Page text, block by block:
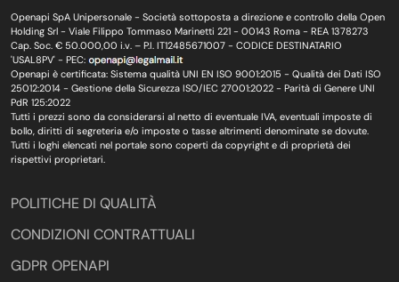
Openapi SpA Unipersonale - Società sottoposta a direzione e controllo della Open
Holding Srl - Viale Filippo Tommaso Marinetti 221 - 00143 Roma - REA 1378273
Cap. Soc. € 50.000,00 i.v. – P.I. IT12485671007 - CODICE DESTINATARIO
'USAL8PV' - PEC:
Openapi è certificata: Sistema qualità UNI EN ISO 9001:2015 - Qualità dei Dati ISO
25012:2014 - Gestione della Sicurezza ISO/IEC 27001:2022 - Parità di Genere UNI
PdR 125:2022
Tutti i prezzi sono da considerarsi al netto di eventuale IVA, eventuali imposte di
bollo, diritti di segreteria e/o imposte o tasse altrimenti denominate se dovute.
Tutti i loghi elencati nel portale sono coperti da copyright e di proprietà dei
rispettivi proprietari.
POLITICHE DI QUALITÀ
CONDIZIONI CONTRATTUALI
GDPR OPENAPI